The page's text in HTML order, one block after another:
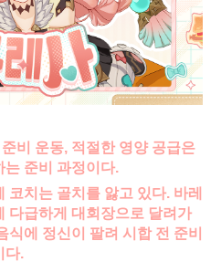
비 운동, 적절한 영양 공급은
는 준비 과정이다.
치는 골치를 앓고 있다. 바레
다급하게 대회장으로 달려가
식에 정신이 팔려 시합 전 준비
다.